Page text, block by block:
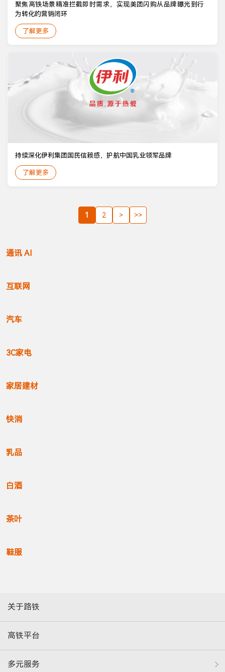
聚焦高铁场景精准拦截即时需求，实现美团闪购从品牌曝光到行
为转化的营销闭环
了解更多
持续深化伊利集团国民信赖感，护航中国乳业领军品牌
了解更多
1 2 > >>
通讯 AI
互联网
汽车
3C家电
家居建材
快消
乳品
白酒
茶叶
鞋服
关于路铁
高铁平台
多元服务